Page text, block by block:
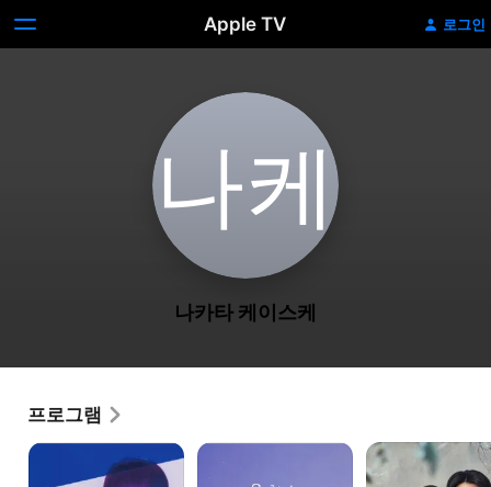
Apple TV 로그인
나‌케
나카타 케이스케
프로그램
당한
우리의
잿빛의
아가씨